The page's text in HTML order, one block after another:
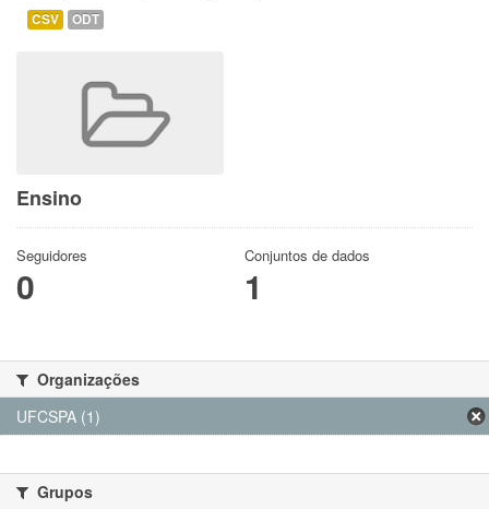
CSV ODT
Ensino
Seguidores
0
Conjuntos de dados
1
Organizações
UFCSPA (1)
Grupos